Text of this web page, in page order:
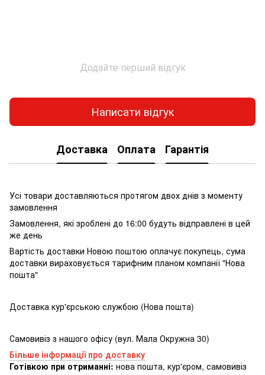
Додайте перший відгук
Написати відгук
Доставка Оплата Гарантія
Усі товари доставляються протягом двох днів з моменту
замовлення
Замовлення, які зроблені до 16:00 будуть відправлені в цей
же день
Вартість доставки Новою поштою оплачує покупець, сума
доставки вираховується тарифним планом компанії "Нова
пошта"
Доставка кур'єрською службою (Нова пошта)
Самовивіз з нашого офісу (вул. Мала Окружна 30)
Більше інформації про доставку
Готівкою при отриманні: нова пошта, кур'єром, самовивіз